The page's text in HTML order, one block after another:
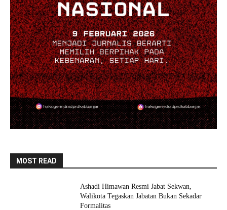
MOST READ
Ashadi Himawan Resmi Jabat Sekwan,
Walikota Tegaskan Jabatan Bukan Sekadar
Formalitas